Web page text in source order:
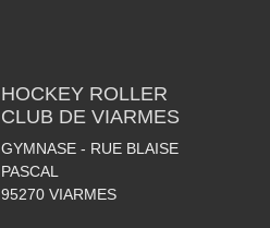
HOCKEY ROLLER
CLUB DE VIARMES
GYMNASE - RUE BLAISE
PASCAL
95270 VIARMES